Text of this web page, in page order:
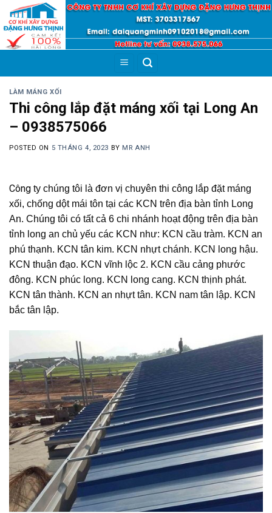
Skip
content
LÀM MÁNG XỐI
Thi công lắp đặt máng xối tại Long An
– 0938575066
POSTED ON 5 THÁNG 4, 2023 BY MR ANH
Công ty chúng tôi là đơn vị chuyên thi công lắp đặt máng
xối, chống dột mái tôn tại các KCN trên địa bàn tỉnh Long
An. Chúng tôi có tất cả 6 chi nhánh hoạt động trên địa bàn
tỉnh long an chủ yếu các KCN như: KCN cầu tràm. KCN an
phú thạnh. KCN tân kim. KCN nhựt chánh. KCN long hậu.
KCN thuận đạo. KCN vĩnh lộc 2. KCN cầu cảng phước
đông. KCN phúc long. KCN long cang. KCN thịnh phát.
KCN tân thành. KCN an nhựt tân. KCN nam tân lập. KCN
bắc tân lập.